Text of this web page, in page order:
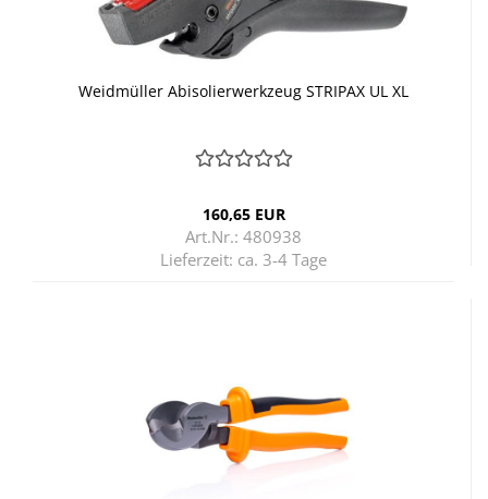
Weid­mül­ler Ab­iso­lier­werk­zeug STRI­PAX UL XL
160,65 EUR
Art.Nr.: 480938
Lieferzeit: ca. 3-4 Tage